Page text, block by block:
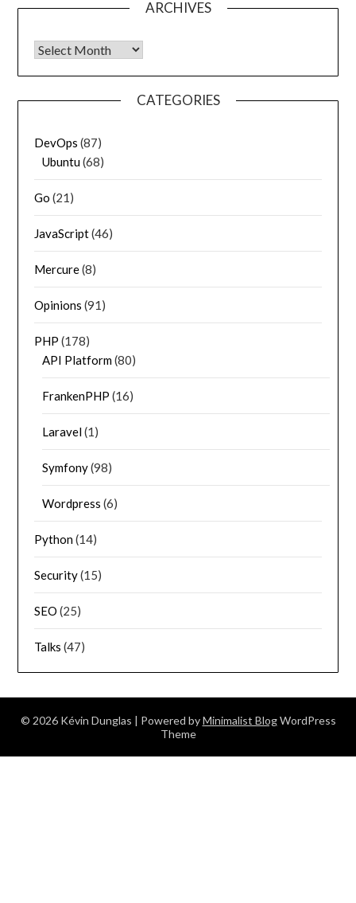
ARCHIVES
Archives
CATEGORIES
DevOps (87)
Ubuntu(68)
Go (21)
JavaScript(46)
Mercure(8)
Opinions (91)
PHP (178)
API Platform(80)
FrankenPHP (16)
Laravel(1)
Symfony(98)
Wordpress (6)
Python(14)
Security(15)
SEO (25)
Talks (47)
© 2026 Kévin Dunglas | Powered byMinimalist BlogWordPress
Theme